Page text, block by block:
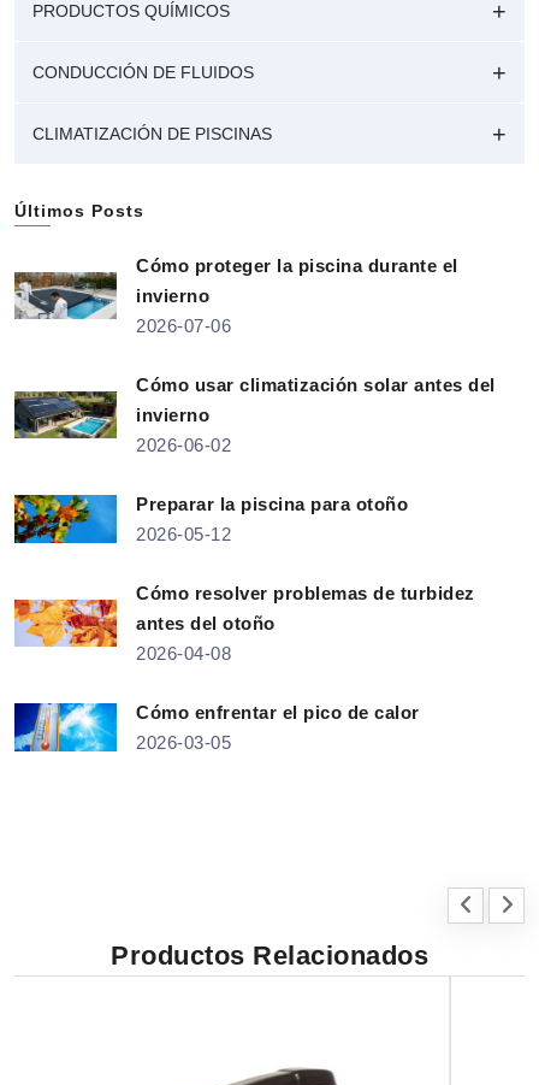
PRODUCTOS QUÍMICOS
CONDUCCIÓN DE FLUIDOS
CLIMATIZACIÓN DE PISCINAS
Últimos Posts
Cómo proteger la piscina durante el
invierno
2026-07-06
Cómo usar climatización solar antes del
invierno
2026-06-02
Preparar la piscina para otoño
2026-05-12
Cómo resolver problemas de turbidez
antes del otoño
2026-04-08
Cómo enfrentar el pico de calor
2026-03-05
Productos Relacionados